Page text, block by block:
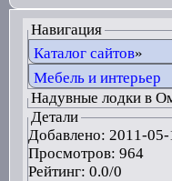
Навигация
Каталог сайтов»
Мебель и интерьер
Надувные лодки в
Детали
Добавлено: 2011-05-
Просмотров: 964
Рейтинг: 0.0/0